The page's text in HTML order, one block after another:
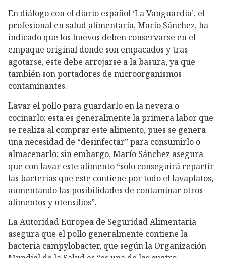
En diálogo con el diario español ‘La Vanguardia’, el
profesional en salud alimentaría, Marío Sánchez, ha
indicado que los huevos deben conservarse en el
empaque original donde son empacados y tras
agotarse, este debe arrojarse a la basura, ya que
también son portadores de microorganismos
contaminantes.
Lavar el pollo para guardarlo en la nevera o
cocinarlo: esta es generalmente la primera labor que
se realiza al comprar este alimento, pues se genera
una necesidad de “desinfectar” para consumirlo o
almacenarlo; sin embargo, Marío Sánchez asegura
que con lavar este alimento “solo conseguirá repartir
las bacterias que este contiene por todo el lavaplatos,
aumentando las posibilidades de contaminar otros
alimentos y utensilios”.
La Autoridad Europea de Seguridad Alimentaria
asegura que el pollo generalmente contiene la
bacteria campylobacter, que según la Organización